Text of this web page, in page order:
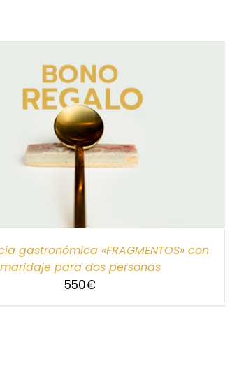
gastronómica «FRAGMENTOS» con
maridaje para dos personas
550€